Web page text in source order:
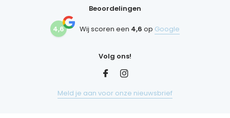
Beoordelingen
4,6 Wij scoren een 4,6 op Google
Volg ons!
Meld je aan voor onze nieuwsbrief